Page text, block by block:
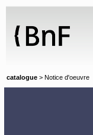
catalogue > Notice d'oeuvre